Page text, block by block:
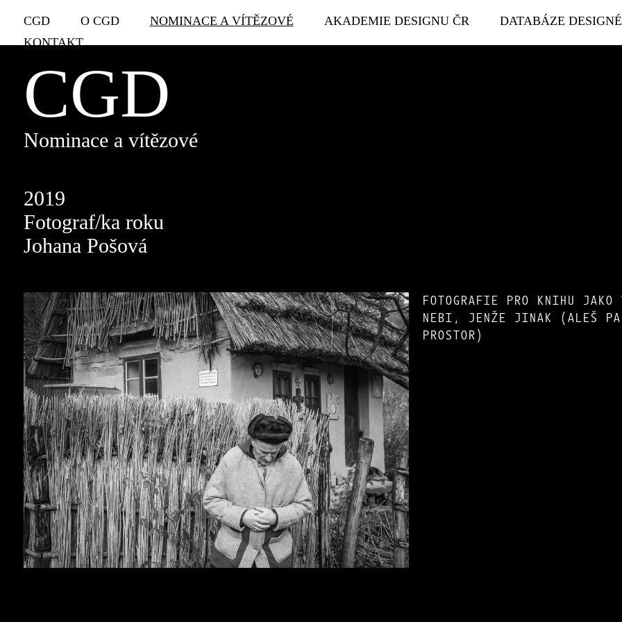
CGD O CGD NOMINACE A VÍTĚZOVÉ AKADEMIE DESIGNU ČR
DATABÁZE
KONTAKT
CGD
Nominace a vítězové
2019
Fotograf/ka roku
Johana Pošová
FOTOGRAFIE PRO KNIHU JAKO
NEBI, JENŽE JINAK (ALEŠ
PROSTOR)